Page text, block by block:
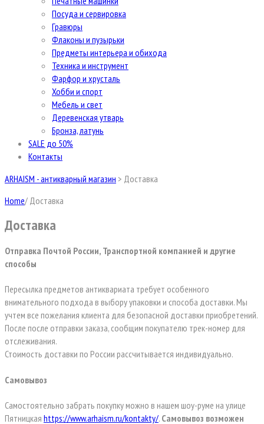
Посуда и сервировка
Гравюры
Флаконы и пузырьки
Предметы интерьера и обихода
Техника и инструмент
Фарфор и хрусталь
Хобби и спорт
Мебель и свет
Деревенская утварь
Бронза, латунь
SALE до 50%
Контакты
ARHAISM - антикварный магазин > Доставка
Home/ Доставка
Доставка
Отправка Почтой России, Транспортной компанией и другие
способы
Пересылка предметов антиквариата требует особенного
внимательного подхода в выбору упаковки и способа доставки. Мы
учтем все пожелания клиента для безопасной доставки приобретений.
После после отправки заказа, сообщим покупателю трек-номер для
отслеживания.
Стоимость доставки по России рассчитывается индивидуально.
Самовывоз
Самостоятельно забрать покупку можно в нашем шоу-руме на улице
Пятницкая https://www.arhaism.ru/kontakty/. Самовывоз возможен